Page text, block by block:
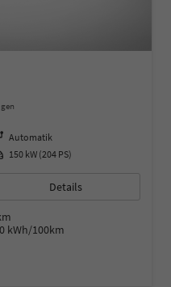
Automatik
150 kW (204 PS)
Details
kWh/100km